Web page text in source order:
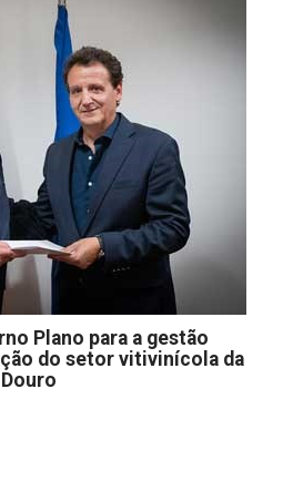
Plano para a gestão
do setor vitivinícola da